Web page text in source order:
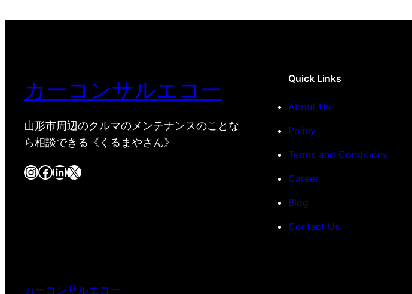
カーコンサルエコー
山形市周辺のクルマのメンテナンスのことな
ら相談できる《くるまやさん》
InstagramFacebook LinkedIn X
Quick Links
About Us
Policy
Terms and Conditions
Career
Blog
Contact Us
カーコンサルエコー